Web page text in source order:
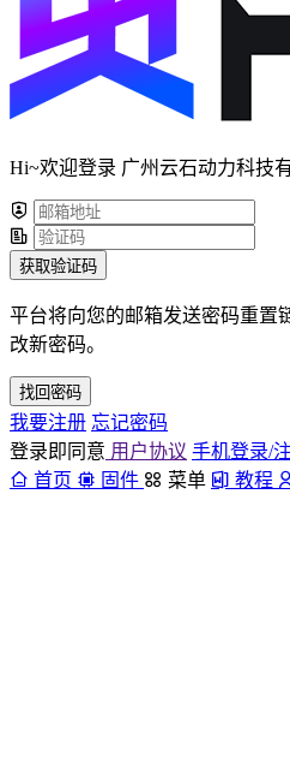
Hi~欢迎登录 广州云石动力科技
获取验证码
平台将向您的邮箱发送密码重置
改新密码。
找回密码
我要注册 忘记密码
登录即同意 用户协议 手机登录/
首页
固件 菜单 教程